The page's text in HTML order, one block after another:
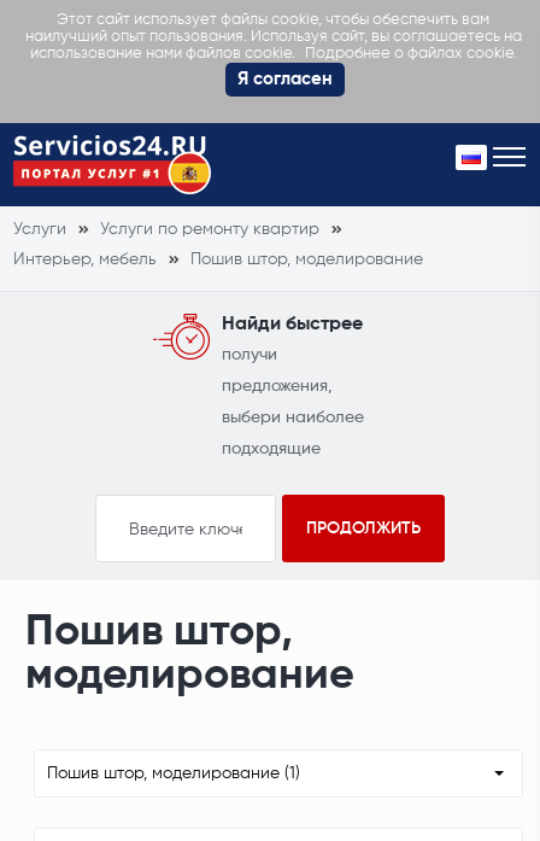
Этот сайт использует файлы cookie, чтобы обеспечить вам
наилучший опыт пользования. Используя сайт, вы соглашаетесь на
использование нами файлов cookie.
Подробнее о файлах cookie.
Я согласен
Услуги
Услуги по ремонту квартир
Интерьер, мебель
Пошив штор, моделирование
Найди быстрее
получи
предложения,
выбери наиболее
подходящие
Пошив штор,
моделирование
Пошив штор, моделирование (1)